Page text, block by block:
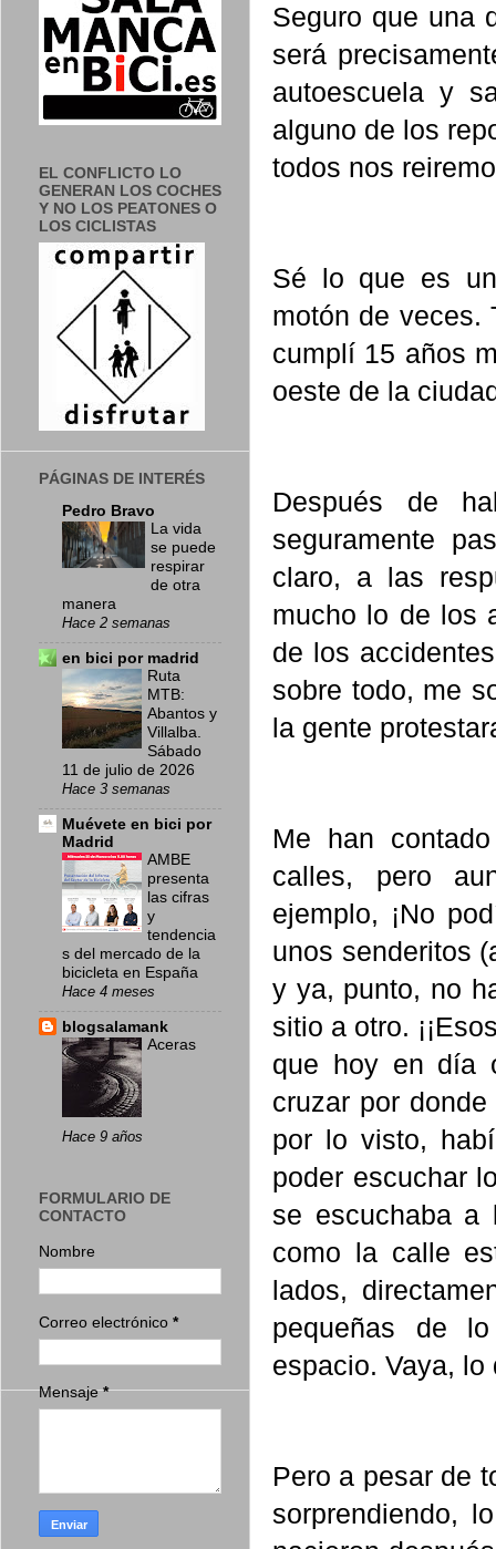
Seguro que una
será
autoescuela y
alguno de los
todos nos
Sé lo que es
motón de veces.
cumplí 15 años
oeste de la
Después de
seguramente
claro, a las
mucho lo de los
de los
sobre todo, me
la gente
Me han
calles, pero
ejemplo, ¡No
unos senderitos
y ya, punto, no
sitio a otro.
que hoy en día
cruzar por
por lo visto,
poder escuchar
se escuchaba a
como la calle
lados,
pequeñas de
espacio. Vaya,
Pero a pesar de
sorprendiendo,
EL CONFLICTO LO
GENERAN LOS COCHES
Y NO LOS PEATONES O
LOS CICLISTAS
PÁGINAS DE INTERÉS
Pedro Bravo
La vida
se puede
respirar
de otra
manera
Hace 2 semanas
en bici por madrid
Ruta
MTB:
Abantos y
Villalba.
Sábado
11 de julio de 2026
Hace 3 semanas
Muévete en bici por
Madrid
AMBE
presenta
las cifras
y
tendencia
s del mercado de la
bicicleta en España
Hace 4 meses
blogsalamank
Aceras
Hace 9 años
FORMULARIO DE
CONTACTO
Nombre
Correo electrónico *
Mensaje*